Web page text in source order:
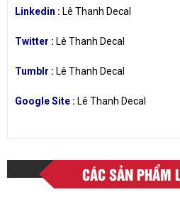
Linkedin : Lê Thanh Decal
Twitter : Lê Thanh Decal
Tumblr : Lê Thanh Decal
Google Site : Lê Thanh Decal
CÁC SẢN PHẨM